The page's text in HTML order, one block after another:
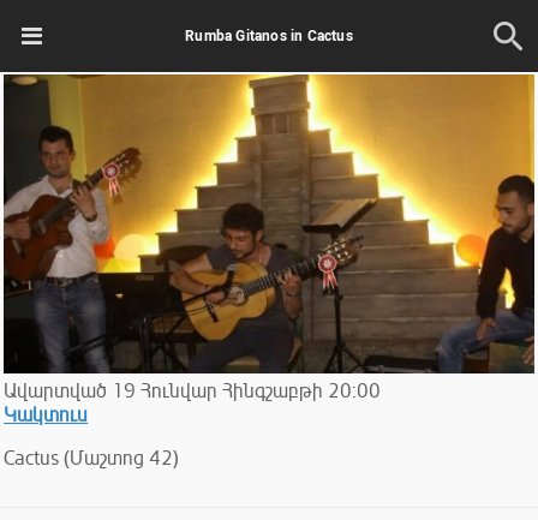
Rumba Gitanos in Cactus
Ավարտված 19 Հունվար Հինգշաբթի 20:00
Կակտուս
Cactus (Մաշտոց 42)